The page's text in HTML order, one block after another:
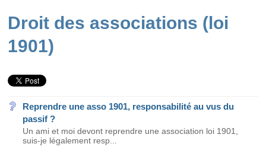
Droit des associations (loi
1901)
Reprendre une asso 1901, responsabilité au vus du
passif ?
Un ami et moi devont reprendre une association loi 1901,
suis-je légalement resp...